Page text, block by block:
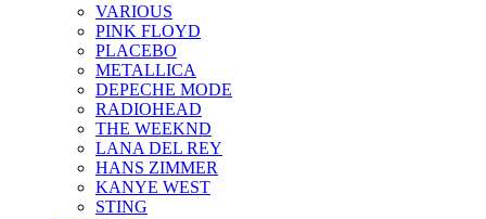
VARIOUS
PINK FLOYD
PLACEBO
METALLICA
DEPECHE MODE
RADIOHEAD
THE WEEKND
LANA DEL REY
HANS ZIMMER
KANYE WEST
STING